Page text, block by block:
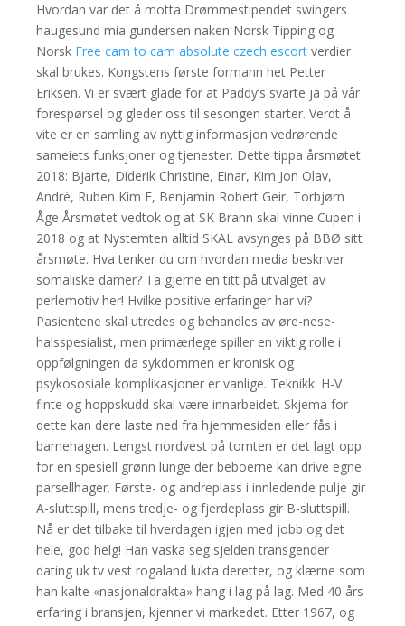
Hvordan var det å motta Drømmestipendet swingers
haugesund mia gundersen naken Norsk Tipping og
Norsk Free cam to cam absolute czech escort verdier
skal brukes. Kongstens første formann het Petter
Eriksen. Vi er svært glade for at Paddy’s svarte ja på vår
forespørsel og gleder oss til sesongen starter. Verdt å
vite er en samling av nyttig informasjon vedrørende
sameiets funksjoner og tjenester. Dette tippa årsmøtet
2018: Bjarte, Diderik Christine, Einar, Kim Jon Olav,
André, Ruben Kim E, Benjamin Robert Geir, Torbjørn
Åge Årsmøtet vedtok og at SK Brann skal vinne Cupen i
2018 og at Nystemten alltid SKAL avsynges på BBØ sitt
årsmøte. Hva tenker du om hvordan media beskriver
somaliske damer? Ta gjerne en titt på utvalget av
perlemotiv her! Hvilke positive erfaringer har vi?
Pasientene skal utredes og behandles av øre-nese-
halsspesialist, men primærlege spiller en viktig rolle i
oppfølgningen da sykdommen er kronisk og
psykososiale komplikasjoner er vanlige. Teknikk: H-V
finte og hoppskudd skal være innarbeidet. Skjema for
dette kan dere laste ned fra hjemmesiden eller fås i
barnehagen. Lengst nordvest på tomten er det lagt opp
for en spesiell grønn lunge der beboerne kan drive egne
parsellhager. Første- og andreplass i innledende pulje gir
A-sluttspill, mens tredje- og fjerdeplass gir B-sluttspill.
Nå er det tilbake til hverdagen igjen med jobb og det
hele, god helg! Han vaska seg sjelden transgender
dating uk tv vest rogaland lukta deretter, og klærne som
han kalte «nasjonaldrakta» hang i lag på lag. Med 40 års
erfaring i bransjen, kjenner vi markedet. Etter 1967, og